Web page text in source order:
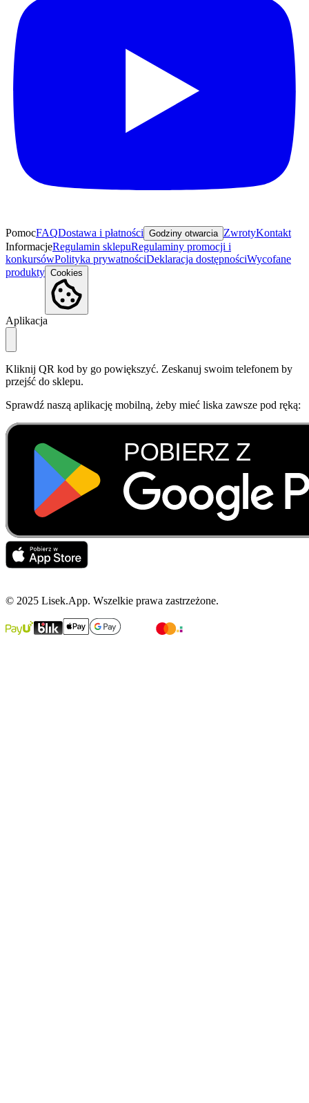
PomocFAQDostawa i płatności Godziny otwarcia ZwrotyKontakt
InformacjeRegulamin sklepuRegulaminy promocji i
konkursówPolityka prywatnościDeklaracja dostępnościWycofane
produkty Cookies
Aplikacja
Kliknij QR kod by go powiększyć. Zeskanuj swoim telefonem by
przejść do sklepu.
Sprawdź naszą aplikację mobilną, żeby mieć liska zawsze pod ręką:
© 2025 Lisek.App. Wszelkie prawa zastrzeżone.